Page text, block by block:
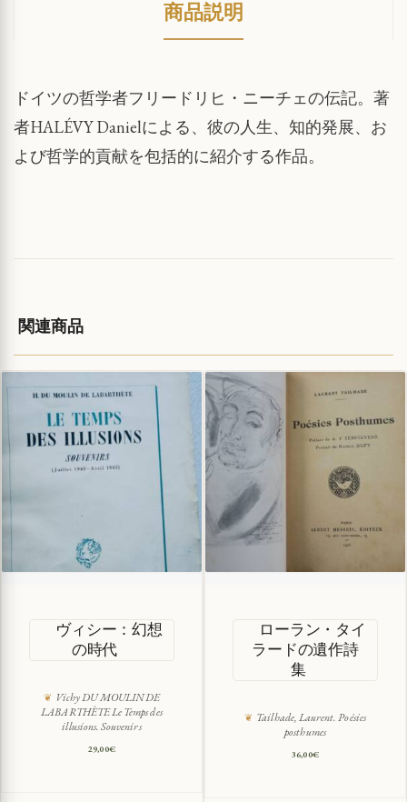
商品説明
ドイツの哲学者フリードリヒ・ニーチェの伝記。著
者HALÉVY Danielによる、彼の人生、知的発展、お
よび哲学的貢献を包括的に紹介する作品。
関連商品
ヴィシー：幻想
の時代
Vichy DU MOULIN DE
LABARTHÈTE Le Temps des
illusions. Souvenirs
29,00€
ローラン・タイ
ラードの遺作詩
集
Tailhade, Laurent. Poésies
posthumes
36,00€